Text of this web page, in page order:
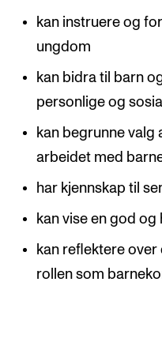
Finn ansatte
kan instruere og
ungdom
kan bidra til barn
personlige og
kan begrunne valg
arbeidet med
har kjennskap til
kan vise en god
kan reflektere
rollen som